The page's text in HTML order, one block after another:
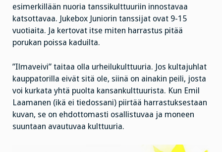
esimerkillään nuoria tanssikulttuuriin innostavaa
katsottavaa. Jukebox Juniorin tanssijat ovat 9-15
vuotiaita. Ja kertovat itse miten harrastus pitää
porukan poissa kaduilta.
”Ilmaveivi” taitaa olla urheilukulttuuria. Jos kultajuhlat
kauppatorilla eivät sitä ole, siinä on ainakin peili, josta
voi kurkata yhtä puolta kansankulttuurista. Kun Emil
Laamanen (ikä ei tiedossani) piirtää harrastuksestaan
kuvan, se on ehdottomasti osallistuvaa ja moneen
suuntaan avautuvaa kulttuuria.